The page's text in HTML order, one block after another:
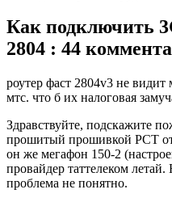
Как подключить
2804 : 44
роутер фаст 2804v3 не
мтс. что б их налоговая
Здравствуйте, подскажите
прошитый прошивкой РСТ
он же мегафон 150-2
провайдер таттелеком
проблема не понятно.